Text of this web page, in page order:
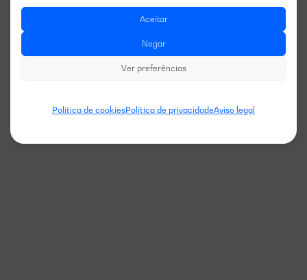
Aceitar
Negar
Ver preferências
Política de cookiesPolítica de privacidadeAviso legal